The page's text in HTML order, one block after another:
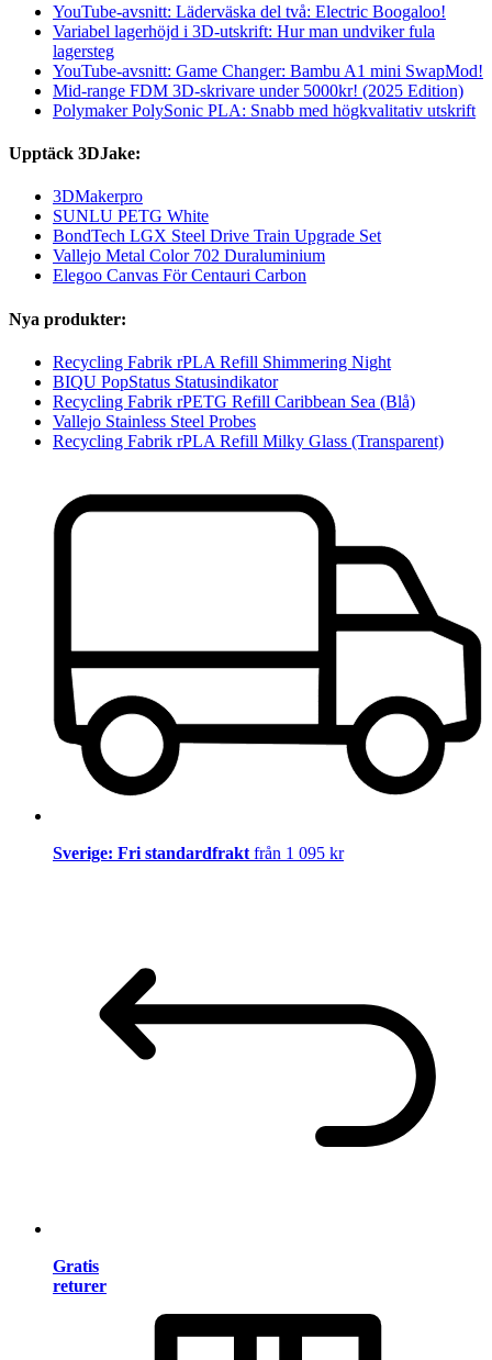
YouTube-avsnitt: Läderväska del två: Electric Boogaloo!
Variabel lagerhöjd i 3D-utskrift: Hur man undviker fula
lagersteg
YouTube-avsnitt: Game Changer: Bambu A1 mini SwapMod!
Mid-range FDM 3D-skrivare under 5000kr! (2025 Edition)
Polymaker PolySonic PLA: Snabb med högkvalitativ utskrift
Upptäck 3DJake:
3DMakerpro
SUNLU PETG White
BondTech LGX Steel Drive Train Upgrade Set
Vallejo Metal Color 702 Duraluminium
Elegoo Canvas För Centauri Carbon
Nya produkter:
Recycling Fabrik rPLA Refill Shimmering Night
BIQU PopStatus Statusindikator
Recycling Fabrik rPETG Refill Caribbean Sea (Blå)
Vallejo Stainless Steel Probes
Recycling Fabrik rPLA Refill Milky Glass (Transparent)
Sverige: Fri standardfraktfrån 1 095 kr
Gratis
returer